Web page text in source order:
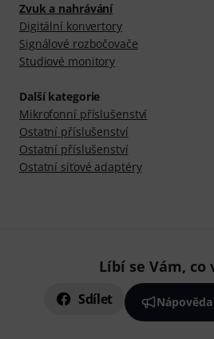
Zvuk a nahrávání
Digitální konvertory
Signálové rozbočovače
Studiové monitory
Další kategorie
Mikrofonní příslušenství
Ostatní příslušenství
Ostatní příslušenství
Ostatní síťové adaptéry
Líbí se Vám, co
Sdílet